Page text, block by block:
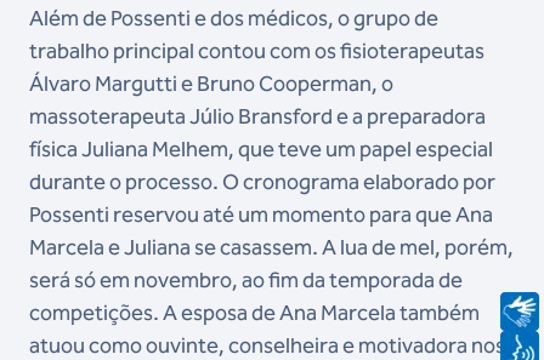
Além de Possenti e dos médicos, o grupo de
trabalho principal contou com os fisioterapeutas
Álvaro Margutti e Bruno Cooperman, o
massoterapeuta Júlio Bransford e a preparadora
física Juliana Melhem, que teve um papel especial
durante o processo. O cronograma elaborado por
Possenti reservou até um momento para que Ana
Marcela e Juliana se casassem. A lua de mel, porém,
será só em novembro, ao fim da temporada de
competições. A esposa de Ana Marcela também
atuou como ouvinte, conselheira e motivadora nos